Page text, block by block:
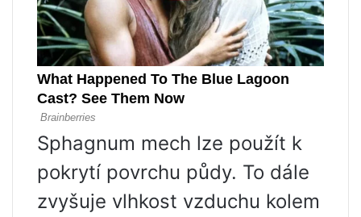
Sphagnum mech lze použít k
pokrytí povrchu půdy. To dále
zvyšuje vlhkost vzduchu kolem